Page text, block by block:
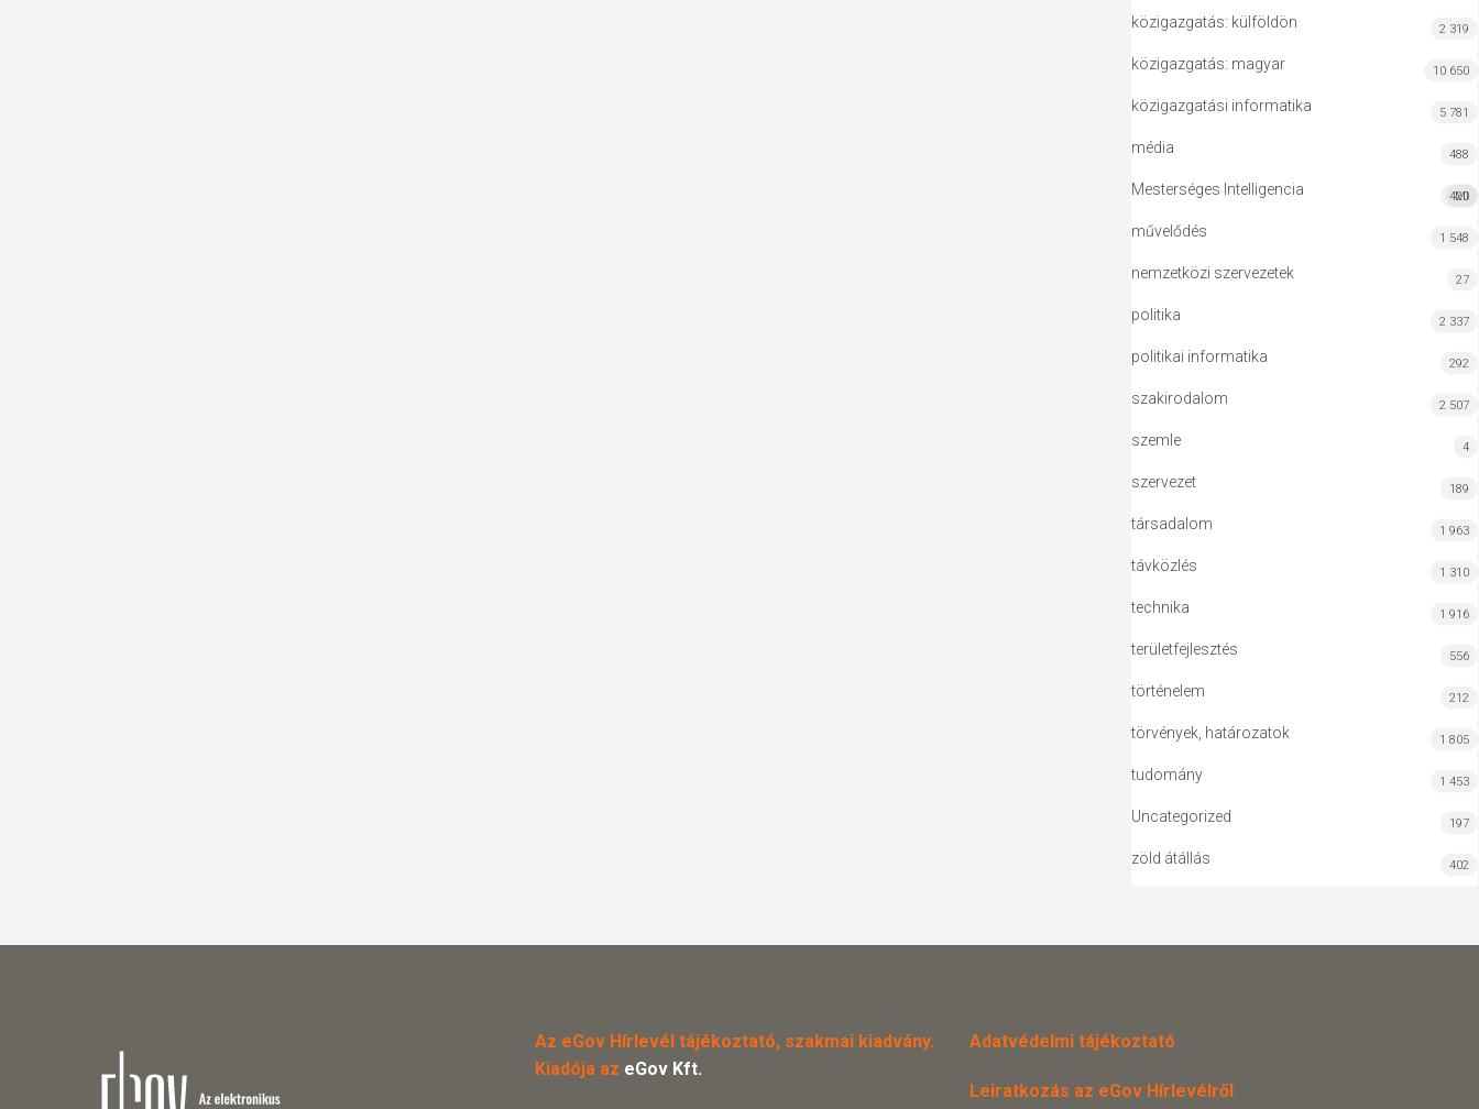
közigazgatás: külföldön 2 319
közigazgatás: magyar 10 650
közigazgatási informatika 5 781
média 488
Mesterséges Intelligencia MI
420
művelődés 1 548
nemzetközi szervezetek 27
politika 2 337
politikai informatika 292
szakirodalom 2 507
szemle 4
szervezet 189
társadalom 1 963
távközlés 1 310
technika 1 916
területfejlesztés 556
történelem 212
törvények, határozatok 1 805
tudomány 1 453
Uncategorized 197
zöld átállás 402
Az eGov Hírlevél tájékoztató, szakmai kiadvány.
Kiadója az eGov Kft.
Adatvédelmi tájékoztató
Leiratkozás az eGov Hírlevélről